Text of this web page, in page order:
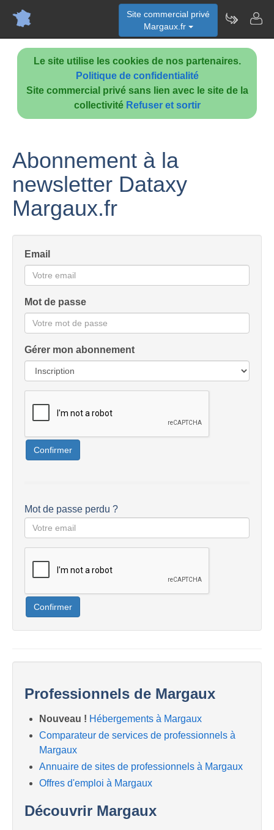
Le site utilise les cookies de nos partenaires.
Politique de confidentialité
Site commercial privé sans lien avec le site de la
collectivité Refuser et sortir
Site commercial privé
Margaux.fr
Abonnement à la
newsletter Dataxy
Margaux.fr
Email
Mot de passe
Gérer mon abonnement
Confirmer
Mot de passe perdu ?
Confirmer
Professionnels de Margaux
Nouveau ! Hébergements à Margaux
Comparateur de services de professionnels à
Margaux
Annuaire de sites de professionnels à Margaux
Offres d'emploi à Margaux
Découvrir Margaux